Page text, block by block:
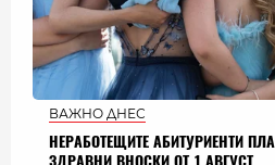
ВАЖНО ДНЕС
НЕРАБОТЕЩИТЕ АБИТУРИЕНТИ